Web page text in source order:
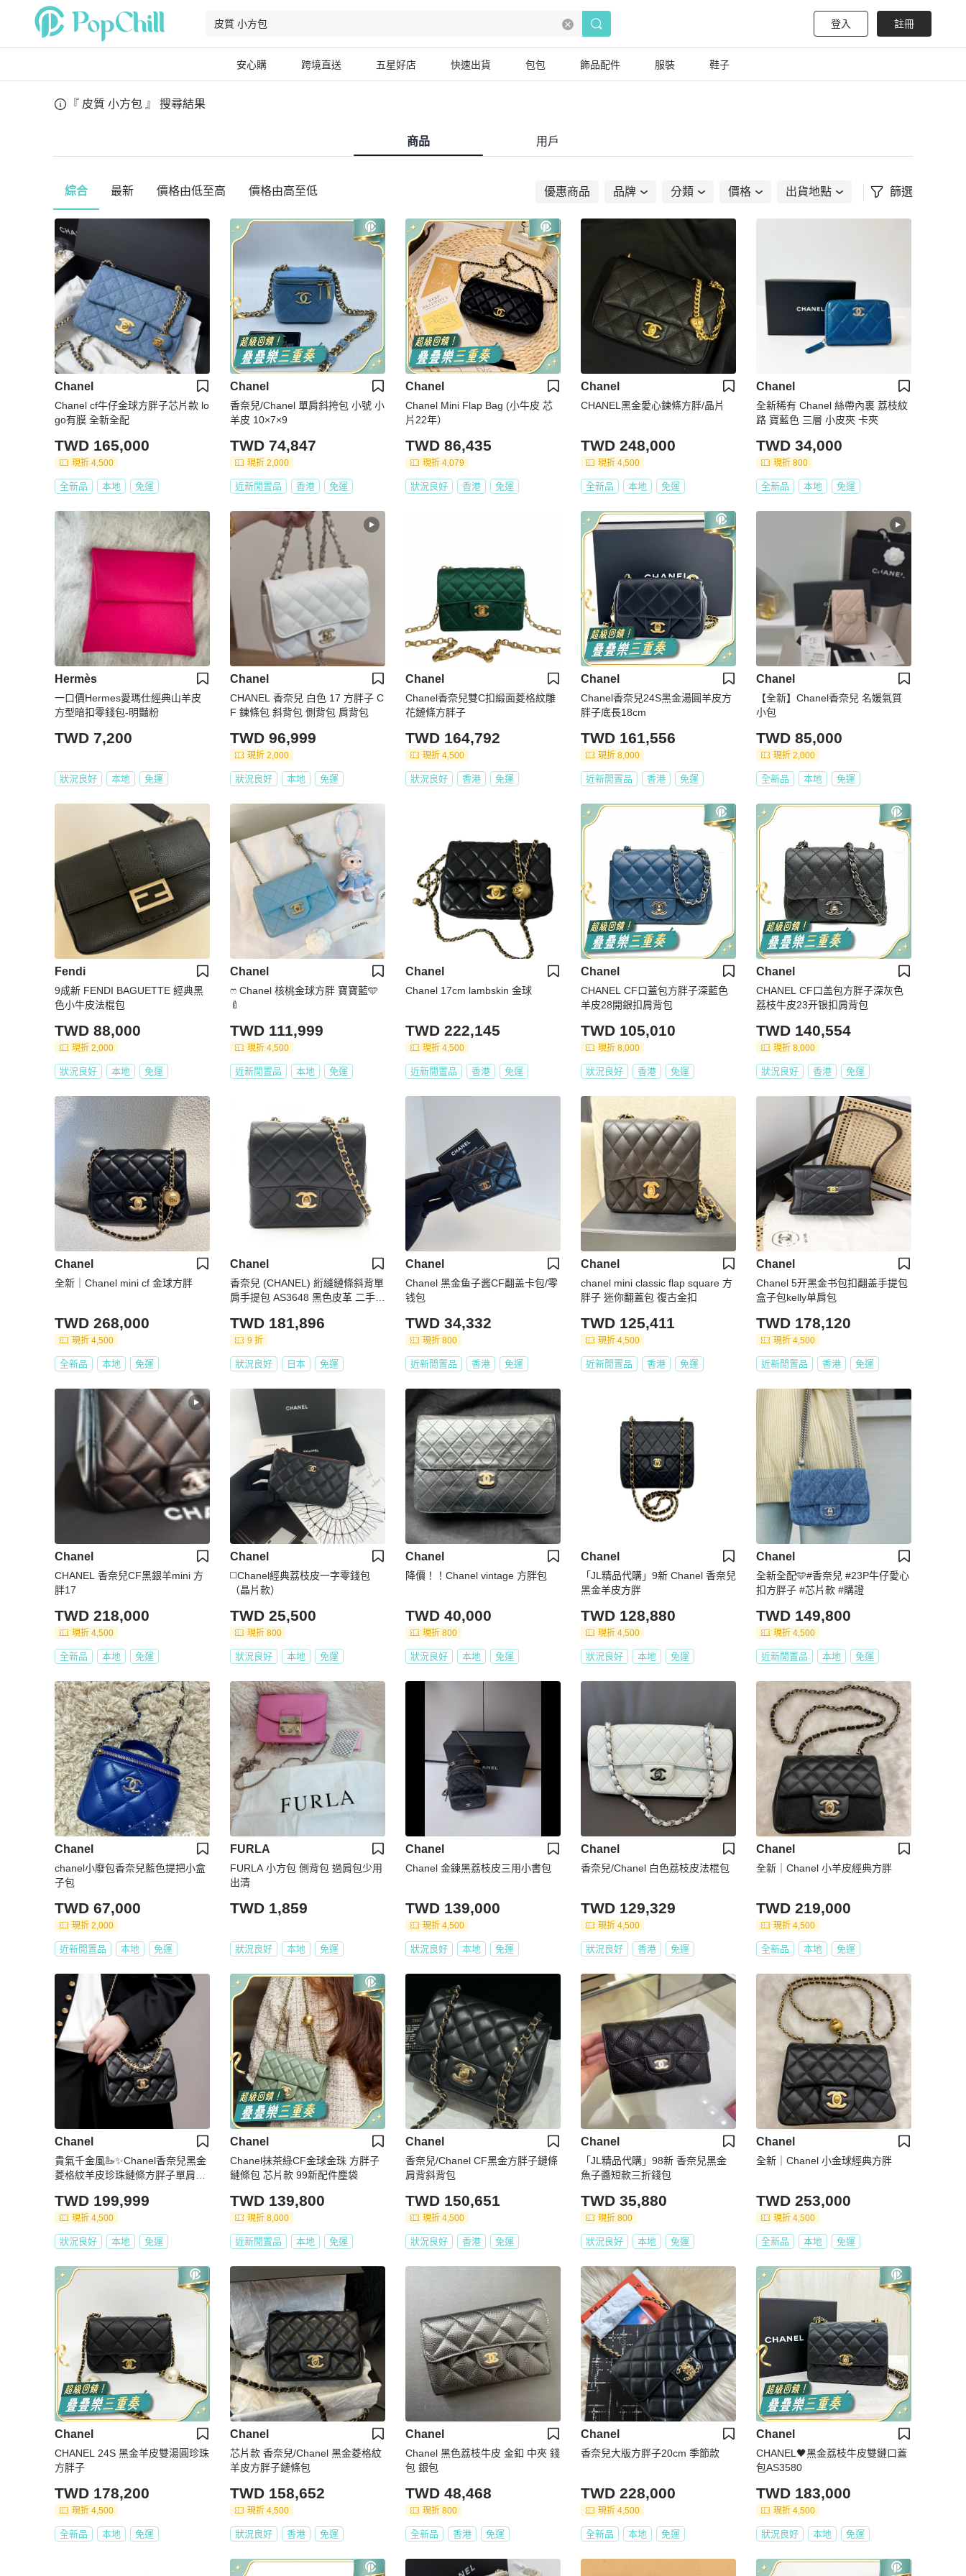
登入 註冊
安心購 跨境直送 五星好店 快速出貨 包包 飾品配件 服裝 鞋子
『 皮質 小方包 』 搜尋結果
商品 用戶
綜合 最新 價格由低至高 價格由高至低 優惠商品 品牌 分類 價格 出貨地點 篩選
Chanel
Chanel cf牛仔金球方胖子芯片款 lo
go有膜 全新全配
TWD 165,000
現折 4,500
全新品 本地 免運
Chanel
香奈兒/Chanel 單肩斜挎包 小號 小
羊皮 10×7×9
TWD 74,847
現折 2,000
近新閒置品 香港 免運
Chanel
Chanel Mini Flap Bag (小牛皮 芯
片22年）
TWD 86,435
現折 4,079
狀況良好 香港 免運
Chanel
CHANEL黑金愛心鍊條方胖/晶片
TWD 248,000
現折 4,500
全新品 本地 免運
Chanel
全新稀有 Chanel 絲帶內裏 荔枝紋
路 寶藍色 三層 小皮夾 卡夾
TWD 34,000
現折 800
全新品 本地 免運
Hermès
一口價Hermes愛瑪仕經典山羊皮
方型暗扣零錢包-明豔粉
TWD 7,200
狀況良好 本地 免運
Chanel
CHANEL 香奈兒 白色 17 方胖子 C
F 鍊條包 斜背包 側背包 肩背包
TWD 96,999
現折 2,000
狀況良好 本地 免運
Chanel
Chanel香奈兒雙C扣緞面菱格紋雕
花鏈條方胖子
TWD 164,792
現折 4,500
狀況良好 香港 免運
Chanel
Chanel香奈兒24S黑金湯圓羊皮方
胖子底長18cm
TWD 161,556
現折 8,000
近新閒置品 香港 免運
Chanel
【全新】Chanel香奈兒 名媛氣質
小包
TWD 85,000
現折 2,000
全新品 本地 免運
Fendi
9成新 FENDI BAGUETTE 經典黑
色小牛皮法棍包
TWD 88,000
現折 2,000
狀況良好 本地 免運
Chanel
ෆ Chanel 核桃金球方胖 寶寶藍🩵
🍼
TWD 111,999
現折 4,500
近新閒置品 本地 免運
Chanel
Chanel 17cm lambskin 金球
TWD 222,145
現折 4,500
近新閒置品 香港 免運
Chanel
CHANEL CF口蓋包方胖子深藍色
羊皮28開銀扣肩背包
TWD 105,010
現折 8,000
狀況良好 香港 免運
Chanel
CHANEL CF口盖包方胖子深灰色
荔枝牛皮23开银扣肩背包
TWD 140,554
現折 8,000
狀況良好 香港 免運
Chanel
全新｜Chanel mini cf 金球方胖
TWD 268,000
現折 4,500
全新品 本地 免運
Chanel
香奈兒 (CHANEL) 絎縫鏈條斜背單
肩手提包 AS3648 黑色皮革 二手
TWD 181,896
9 折
狀況良好 日本 免運
Chanel
Chanel 黑金鱼子酱CF翻盖卡包/零
钱包
TWD 34,332
現折 800
近新閒置品 香港 免運
Chanel
chanel mini classic flap square 方
胖子 迷你翻蓋包 復古金扣
TWD 125,411
現折 4,500
近新閒置品 香港 免運
Chanel
Chanel 5开黑金书包扣翻盖手提包
盒子包kelly单肩包
TWD 178,120
現折 4,500
近新閒置品 香港 免運
Chanel
CHANEL 香奈兒CF黑銀羊mini 方
胖17
TWD 218,000
現折 4,500
全新品 本地 免運
Chanel
◻️Chanel經典荔枝皮一字零錢包
（晶片款）
TWD 25,500
現折 800
狀況良好 本地 免運
Chanel
降價！！Chanel vintage 方胖包
TWD 40,000
現折 800
狀況良好 本地 免運
Chanel
「JL精品代購」9新 Chanel 香奈兒
黑金羊皮方胖
TWD 128,880
現折 4,500
狀況良好 本地 免運
Chanel
全新全配🩵#香奈兒 #23P牛仔愛心
扣方胖子 #芯片款 #購證
TWD 149,800
現折 4,500
近新閒置品 本地 免運
Chanel
chanel小廢包香奈兒藍色提把小盒
子包
TWD 67,000
現折 2,000
近新閒置品 本地 免運
FURLA
FURLA 小方包 側背包 過肩包少用
出清
TWD 1,859
狀況良好 本地 免運
Chanel
Chanel 金鍊黑荔枝皮三用小書包
TWD 139,000
現折 4,500
狀況良好 本地 免運
Chanel
香奈兒/Chanel 白色荔枝皮法棍包
TWD 129,329
現折 4,500
狀況良好 香港 免運
Chanel
全新｜Chanel 小羊皮經典方胖
TWD 219,000
現折 4,500
全新品 本地 免運
Chanel
貴氣千金風🦢✨Chanel香奈兒黑金
菱格紋羊皮珍珠鏈條方胖子單肩斜
TWD 199,999
現折 4,500
狀況良好 本地 免運
Chanel
Chanel抹茶綠CF金球金珠 方胖子
鏈條包 芯片款 99新配件塵袋
TWD 139,800
現折 8,000
近新閒置品 本地 免運
Chanel
香奈兒/Chanel CF黑金方胖子鏈條
肩背斜背包
TWD 150,651
現折 4,500
狀況良好 香港 免運
Chanel
「JL精品代購」98新 香奈兒黑金
魚子醬短款三折錢包
TWD 35,880
現折 800
狀況良好 本地 免運
Chanel
全新｜Chanel 小金球經典方胖
TWD 253,000
現折 4,500
全新品 本地 免運
Chanel
CHANEL 24S 黑金羊皮雙湯圓珍珠
方胖子
TWD 178,200
現折 4,500
全新品 本地 免運
Chanel
芯片款 香奈兒/Chanel 黑金菱格紋
羊皮方胖子鏈條包
TWD 158,652
現折 4,500
狀況良好 香港 免運
Chanel
Chanel 黑色荔枝牛皮 金釦 中夾 錢
包 銀包
TWD 48,468
現折 800
全新品 香港 免運
Chanel
香奈兒大版方胖子20cm 季節款
TWD 228,000
現折 4,500
全新品 本地 免運
Chanel
CHANEL🖤黑金荔枝牛皮雙鏈口蓋
包AS3580
TWD 183,000
現折 4,500
狀況良好 本地 免運